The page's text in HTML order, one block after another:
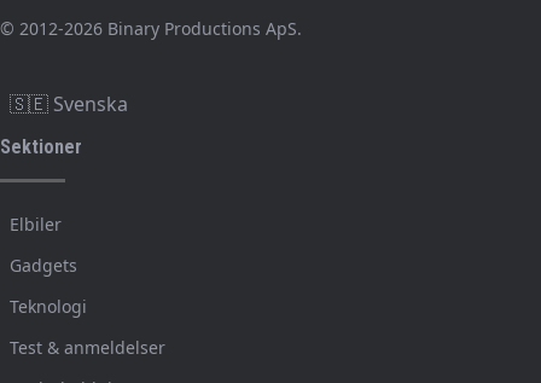
© 2012-2026 Binary Productions ApS.
🇸🇪 Svenska
Sektioner
Elbiler
Gadgets
Teknologi
Test & anmeldelser